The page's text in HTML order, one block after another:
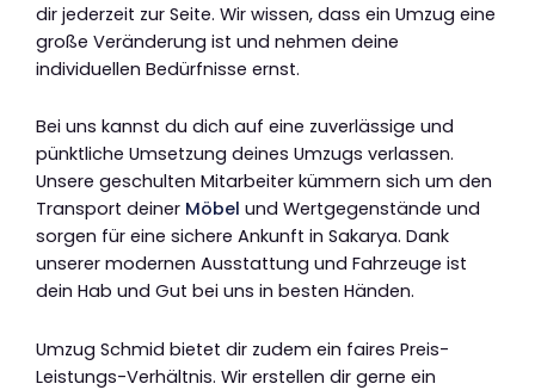
dir jederzeit zur Seite. Wir wissen, dass ein Umzug eine
große Veränderung ist und nehmen deine
individuellen Bedürfnisse ernst.
Bei uns kannst du dich auf eine zuverlässige und
pünktliche Umsetzung deines Umzugs verlassen.
Unsere geschulten Mitarbeiter kümmern sich um den
Transport deiner Möbel und Wertgegenstände und
sorgen für eine sichere Ankunft in Sakarya. Dank
unserer modernen Ausstattung und Fahrzeuge ist
dein Hab und Gut bei uns in besten Händen.
Umzug Schmid bietet dir zudem ein faires Preis-
Leistungs-Verhältnis. Wir erstellen dir gerne ein